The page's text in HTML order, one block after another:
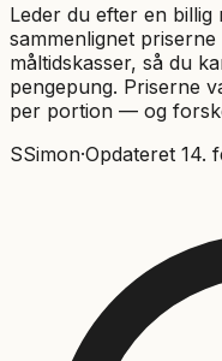
Leder du efter en billig
sammenlignet
måltidskasser, så du
pengepung. Priserne
per portion — og
SSimon·Opdateret 14.